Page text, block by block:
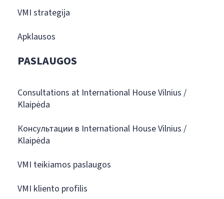
VMI strategija
Apklausos
PASLAUGOS
Consultations at International House Vilnius /
Klaipėda
Консультации в International House Vilnius /
Klaipėda
VMI teikiamos paslaugos
VMI kliento profilis